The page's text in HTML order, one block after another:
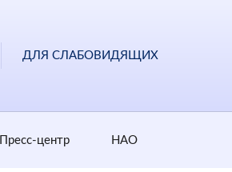
ДЛЯ СЛАБОВИДЯЩИХ
Пресс-центр НАО